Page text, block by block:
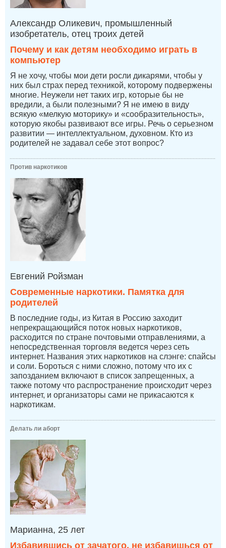
Александр Оликевич, промышленный
изобретатель, отец троих детей
Почему и как детям необходимо играть в
компьютер
Я не хочу, чтобы мои дети росли дикарями, чтобы у
них был страх перед техникой, которому подвержены
многие. Неужели нет таких игр, которые бы не
вредили, а были полезными? Я не имею в виду
всякую «мелкую моторику» и «сообразительность»,
которую якобы развивают все игры. Речь о серьезном
развитии — интеллектуальном, духовном. Кто из
родителей не задавал себе этот вопрос?
Против наркотиков
Евгений Ройзман
Современные наркотики. Памятка для
родителей
В последние годы, из Китая в Россию заходит
непрекращающийся поток новых наркотиков,
расходится по стране почтовыми отправлениями, а
непосредственная торговля ведется через сеть
интернет. Названия этих наркотиков на слэнге: спайсы
и соли. Бороться с ними сложно, потому что их с
запозданием включают в список запрещенных, а
также потому что распространение происходит через
интернет, и организаторы сами не прикасаются к
наркотикам.
Делать ли аборт
Марианна, 25 лет
Избавившись от зачатого, не избавишься от